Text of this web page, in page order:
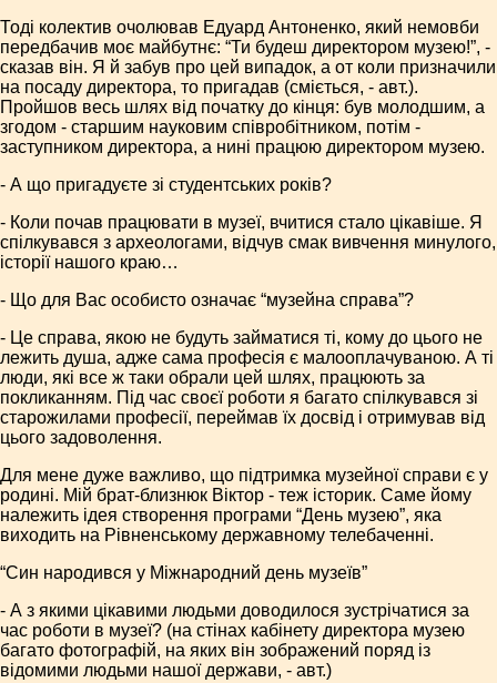
Тоді колектив очолював Едуард Антоненко, який немовби
передбачив моє майбутнє: “Ти будеш директором музею!”, -
сказав він. Я й забув про цей випадок, а от коли призначили
на посаду директора, то пригадав (сміється, - авт.).
Пройшов весь шлях від початку до кінця: був молодшим, а
згодом - старшим науковим співробітником, потім -
заступником директора, а нині працюю директором музею.
- А що пригадуєте зі студентських років?
- Коли почав працювати в музеї, вчитися стало цікавіше. Я
спілкувався з археологами, відчув смак вивчення минулого,
історії нашого краю…
- Що для Вас особисто означає “музейна справа”?
- Це справа, якою не будуть займатися ті, кому до цього не
лежить душа, адже сама професія є малооплачуваною. А ті
люди, які все ж таки обрали цей шлях, працюють за
покликанням. Під час своєї роботи я багато спілкувався зі
старожилами професії, переймав їх досвід і отримував від
цього задоволення.
Для мене дуже важливо, що підтримка музейної справи є у
родині. Мій брат-близнюк Віктор - теж історик. Саме йому
належить ідея створення програми “День музею”, яка
виходить на Рівненському державному телебаченні.
“Син народився у Міжнародний день музеїв”
- А з якими цікавими людьми доводилося зустрічатися за
час роботи в музеї? (на стінах кабінету директора музею
багато фотографій, на яких він зображений поряд із
відомими людьми нашої держави, - авт.)